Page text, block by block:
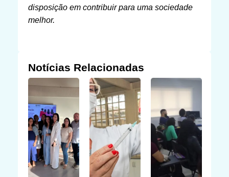
disposição em contribuir para uma sociedade
melhor.
Notícias Relacionadas